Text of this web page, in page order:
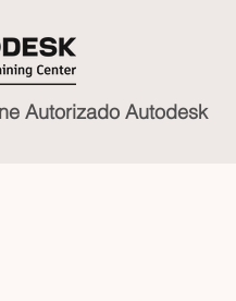
Autorizado Autodesk